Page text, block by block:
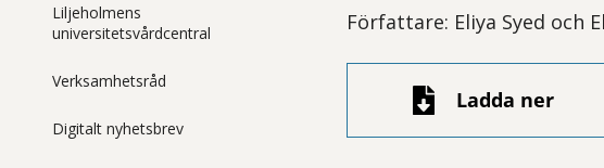
Liljeholmens
universitetsvårdcentral
Verksamhetsråd
Digitalt nyhetsbrev
Författare: Eliya Syed och
Ladda ner